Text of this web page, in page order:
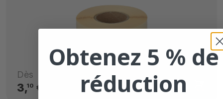
Dès
3,10€
Obtenez 5 % de
réduction